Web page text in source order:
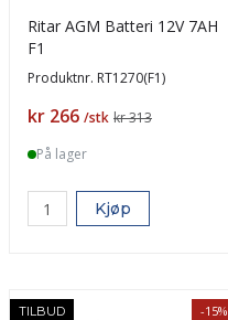
Ritar AGM Batteri 12V 7AH
F1
Produktnr. RT1270(F1)
Pris
kr 266 /stk kr 313
På lager
Kjøp
TILBUD -15%